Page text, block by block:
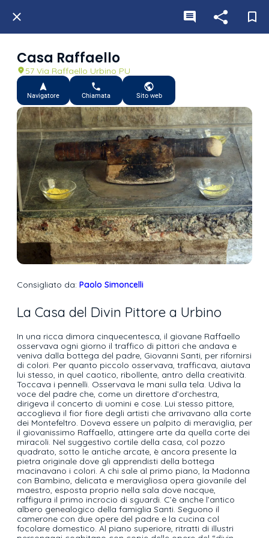
Casa Raffaello
57 Via Raffaello Urbino PU
Navigatore Chiamata Sito web
Consigliato da: Paolo Simoncelli
La Casa del Divin Pittore a Urbino
In una ricca dimora cinquecentesca, il giovane Raffaello
osservava ogni giorno il traffico di pittori che andava e
veniva dalla bottega del padre, Giovanni Santi, per rifornirsi
di colori. Per quanto piccolo osservava, trafficava, aiutava
lui stesso, in quel caotico, ribollente, antro della creatività.
Toccava i pennelli. Osservava le mani sulla tela. Udiva la
voce del padre che, come un direttore d’orchestra,
dirigeva il concerto di uomini e cose. Lui stesso pittore,
accoglieva il fior fiore degli artisti che arrivavano alla corte
dei Montefeltro. Doveva essere un palpito di meraviglia, per
il giovanissimo Raffaello, attingere arte da quella corte dei
miracoli. Nel suggestivo cortile della casa, col pozzo
quadrato, sotto le antiche arcate, è ancora presente la
pietra originale dove gli apprendisti della bottega
macinavano i colori. A chi sale al primo piano, la Madonna
con Bambino, delicata e meravigliosa opera giovanile del
maestro, esposta proprio nella sala dove nacque,
raffigura il primo incrocio di sguardi. C’è anche l’antico
albero genealogico della famiglia Santi. Seguono il
camerone con due opere del padre e la cucina col
focolare domestico. Al piano superiore, ritratti di illustri